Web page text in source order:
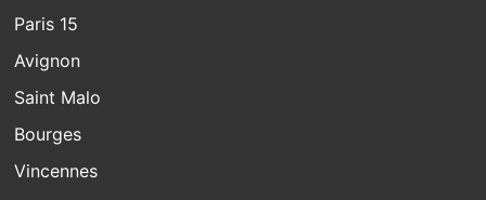
Paris 15
Avignon
Saint Malo
Bourges
Vincennes